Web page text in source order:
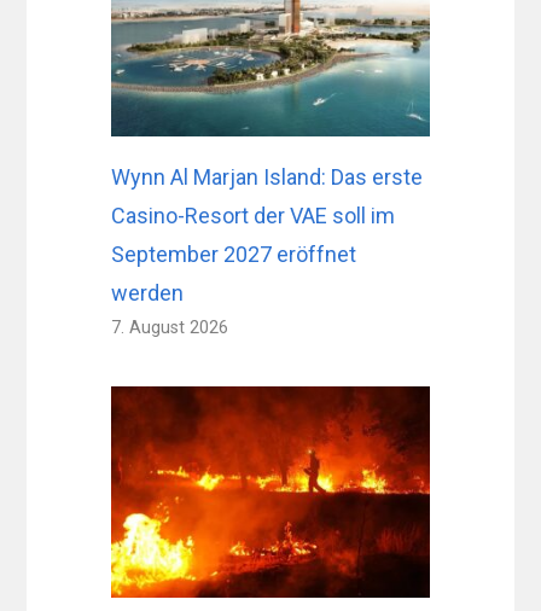
Wynn Al Marjan Island: Das erste
Casino-Resort der VAE soll im
September 2027 eröffnet
werden
7. August 2026